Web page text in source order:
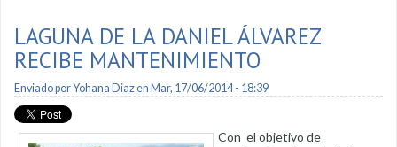
LAGUNA DE LA DANIEL ÁLVAREZ
RECIBE MANTENIMIENTO
Enviado porYohana Diazen Mar, 17/06/2014 - 18:39
Con el objetivo de